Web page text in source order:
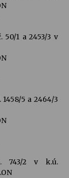
50/1 a 2453/3 v
1458/5 a 2464/3
743/2 v k.ú.